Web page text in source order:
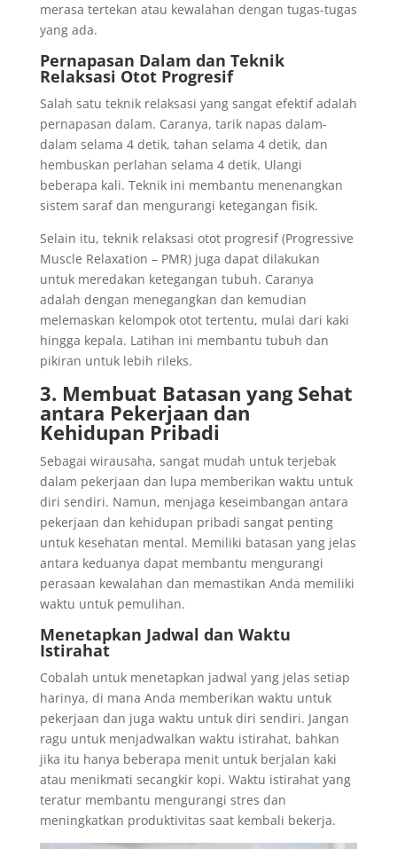
merasa tertekan atau kewalahan dengan tugas-tugas
yang ada.
Pernapasan Dalam dan Teknik
Relaksasi Otot Progresif
Salah satu teknik relaksasi yang sangat efektif adalah
pernapasan dalam. Caranya, tarik napas dalam-
dalam selama 4 detik, tahan selama 4 detik, dan
hembuskan perlahan selama 4 detik. Ulangi
beberapa kali. Teknik ini membantu menenangkan
sistem saraf dan mengurangi ketegangan fisik.
Selain itu, teknik relaksasi otot progresif (Progressive
Muscle Relaxation – PMR) juga dapat dilakukan
untuk meredakan ketegangan tubuh. Caranya
adalah dengan menegangkan dan kemudian
melemaskan kelompok otot tertentu, mulai dari kaki
hingga kepala. Latihan ini membantu tubuh dan
pikiran untuk lebih rileks.
3. Membuat Batasan yang Sehat
antara Pekerjaan dan
Kehidupan Pribadi
Sebagai wirausaha, sangat mudah untuk terjebak
dalam pekerjaan dan lupa memberikan waktu untuk
diri sendiri. Namun, menjaga keseimbangan antara
pekerjaan dan kehidupan pribadi sangat penting
untuk kesehatan mental. Memiliki batasan yang jelas
antara keduanya dapat membantu mengurangi
perasaan kewalahan dan memastikan Anda memiliki
waktu untuk pemulihan.
Menetapkan Jadwal dan Waktu
Istirahat
Cobalah untuk menetapkan jadwal yang jelas setiap
harinya, di mana Anda memberikan waktu untuk
pekerjaan dan juga waktu untuk diri sendiri. Jangan
ragu untuk menjadwalkan waktu istirahat, bahkan
jika itu hanya beberapa menit untuk berjalan kaki
atau menikmati secangkir kopi. Waktu istirahat yang
teratur membantu mengurangi stres dan
meningkatkan produktivitas saat kembali bekerja.